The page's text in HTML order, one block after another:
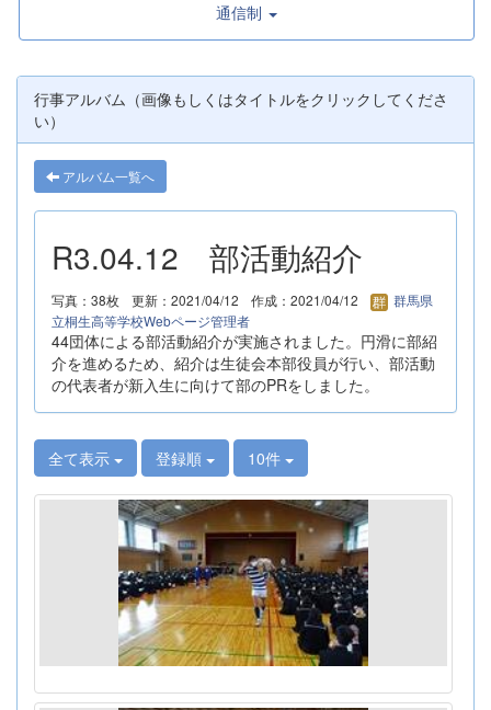
通信制
行事アルバム（画像もしくはタイトルをクリックしてくださ
い）
アルバム一覧へ
R3.04.12 部活動紹介
写真：38枚 更新：2021/04/12 作成：2021/04/12
群馬県
立桐生高等学校Webページ管理者
44団体による部活動紹介が実施されました。円滑に部紹
介を進めるため、紹介は生徒会本部役員が行い、部活動
の代表者が新入生に向けて部のPRをしました。
全て表示 登録順 10件